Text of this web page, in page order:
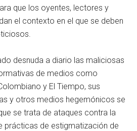
que los oyentes, lectores y
el contexto en el que se deben
desnuda a diario las maliciosas
de medios como
y El Tiempo, sus
y otros medios hegemónicos se
se trata de ataques contra la
prácticas de estigmatización de